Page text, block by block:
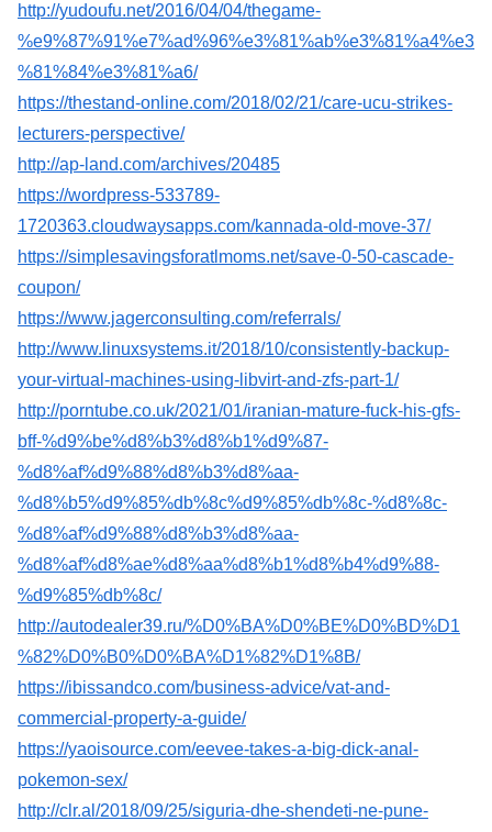
http://yudoufu.net/2016/04/04/thegame-
%e9%87%91%e7%ad%96%e3%81%ab%e3%81%a4%e3
%81%84%e3%81%a6/
https://thestand-online.com/2018/02/21/care-ucu-strikes-
lecturers-perspective/
http://ap-land.com/archives/20485
https://wordpress-533789-
1720363.cloudwaysapps.com/kannada-old-move-37/
https://simplesavingsforatlmoms.net/save-0-50-cascade-
coupon/
https://www.jagerconsulting.com/referrals/
http://www.linuxsystems.it/2018/10/consistently-backup-
your-virtual-machines-using-libvirt-and-zfs-part-1/
http://porntube.co.uk/2021/01/iranian-mature-fuck-his-gfs-
bff-%d9%be%d8%b3%d8%b1%d9%87-
%d8%af%d9%88%d8%b3%d8%aa-
%d8%b5%d9%85%db%8c%d9%85%db%8c-%d8%8c-
%d8%af%d9%88%d8%b3%d8%aa-
%d8%af%d8%ae%d8%aa%d8%b1%d8%b4%d9%88-
%d9%85%db%8c/
http://autodealer39.ru/%D0%BA%D0%BE%D0%BD%D1
%82%D0%B0%D0%BA%D1%82%D1%8B/
https://ibissandco.com/business-advice/vat-and-
commercial-property-a-guide/
https://yaoisource.com/eevee-takes-a-big-dick-anal-
pokemon-sex/
http://clr.al/2018/09/25/siguria-dhe-shendeti-ne-pune-